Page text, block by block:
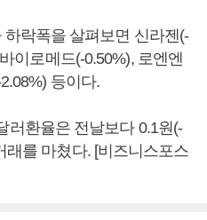
락폭을 살펴보면 신라젠(-
이로메드(-0.50%), 로엔엔
등이다.
러환율은 전날보다 0.1원(-
래를 마쳤다. [비즈니스포스